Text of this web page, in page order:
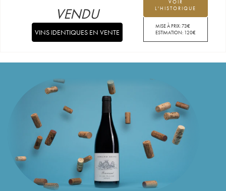
VOIR
L'HISTORIQUE
MISE À PRIX:73€
ESTIMATION: 120€
VENDU
VINS IDENTIQUES EN VENTE